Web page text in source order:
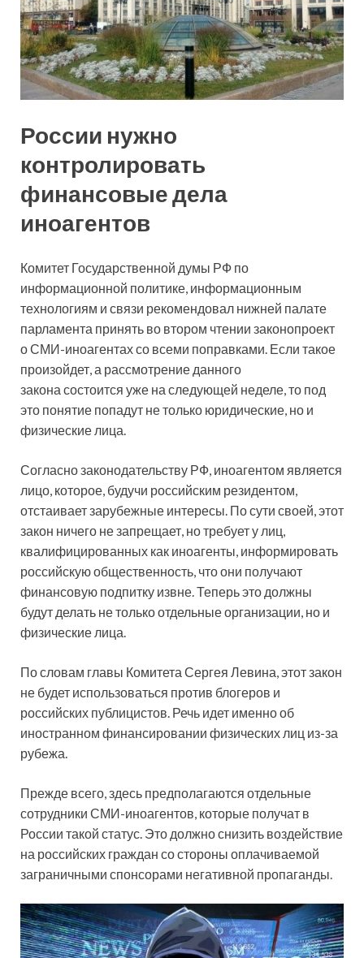
России нужно
контролировать
финансовые дела
иноагентов
Комитет Государственной думы РФ по
информационной политике, информационным
технологиям и связи рекомендовал нижней палате
парламента принять во втором чтении законопроект
о СМИ-иноагентах со всеми поправками. Если такое
произойдет, а рассмотрение данного
закона состоится уже на следующей неделе, то под
это понятие попадут не только юридические, но и
физические лица.
Согласно законодательству РФ, иноагентом является
лицо, которое, будучи российским резидентом,
отстаивает зарубежные интересы. По сути своей, этот
закон ничего не запрещает, но требует у лиц,
квалифицированных как иноагенты, информировать
российскую общественность, что они получают
финансовую подпитку извне. Теперь это должны
будут делать не только отдельные организации, но и
физические лица.
По словам главы Комитета Сергея Левина, этот закон
не будет использоваться против блогеров и
российских публицистов. Речь идет именно об
иностранном финансировании физических лиц из-за
рубежа.
Прежде всего, здесь предполагаются отдельные
сотрудники СМИ-иноагентов, которые получат в
России такой статус. Это должно снизить воздействие
на российских граждан со стороны оплачиваемой
заграничными спонсорами негативной пропаганды.